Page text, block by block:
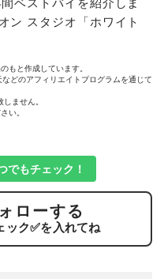
ン スタジオ「ホワイト
もと作成しています。
どのアフィリエイトプログラムを通じて
ません。
い。
もチェック！
ローする
ック✅を入れてね